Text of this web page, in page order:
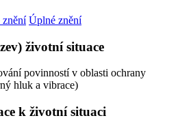
znění Úplné znění
životní situace
povinností v oblasti ochrany
hluk a vibrace)
k životní situaci